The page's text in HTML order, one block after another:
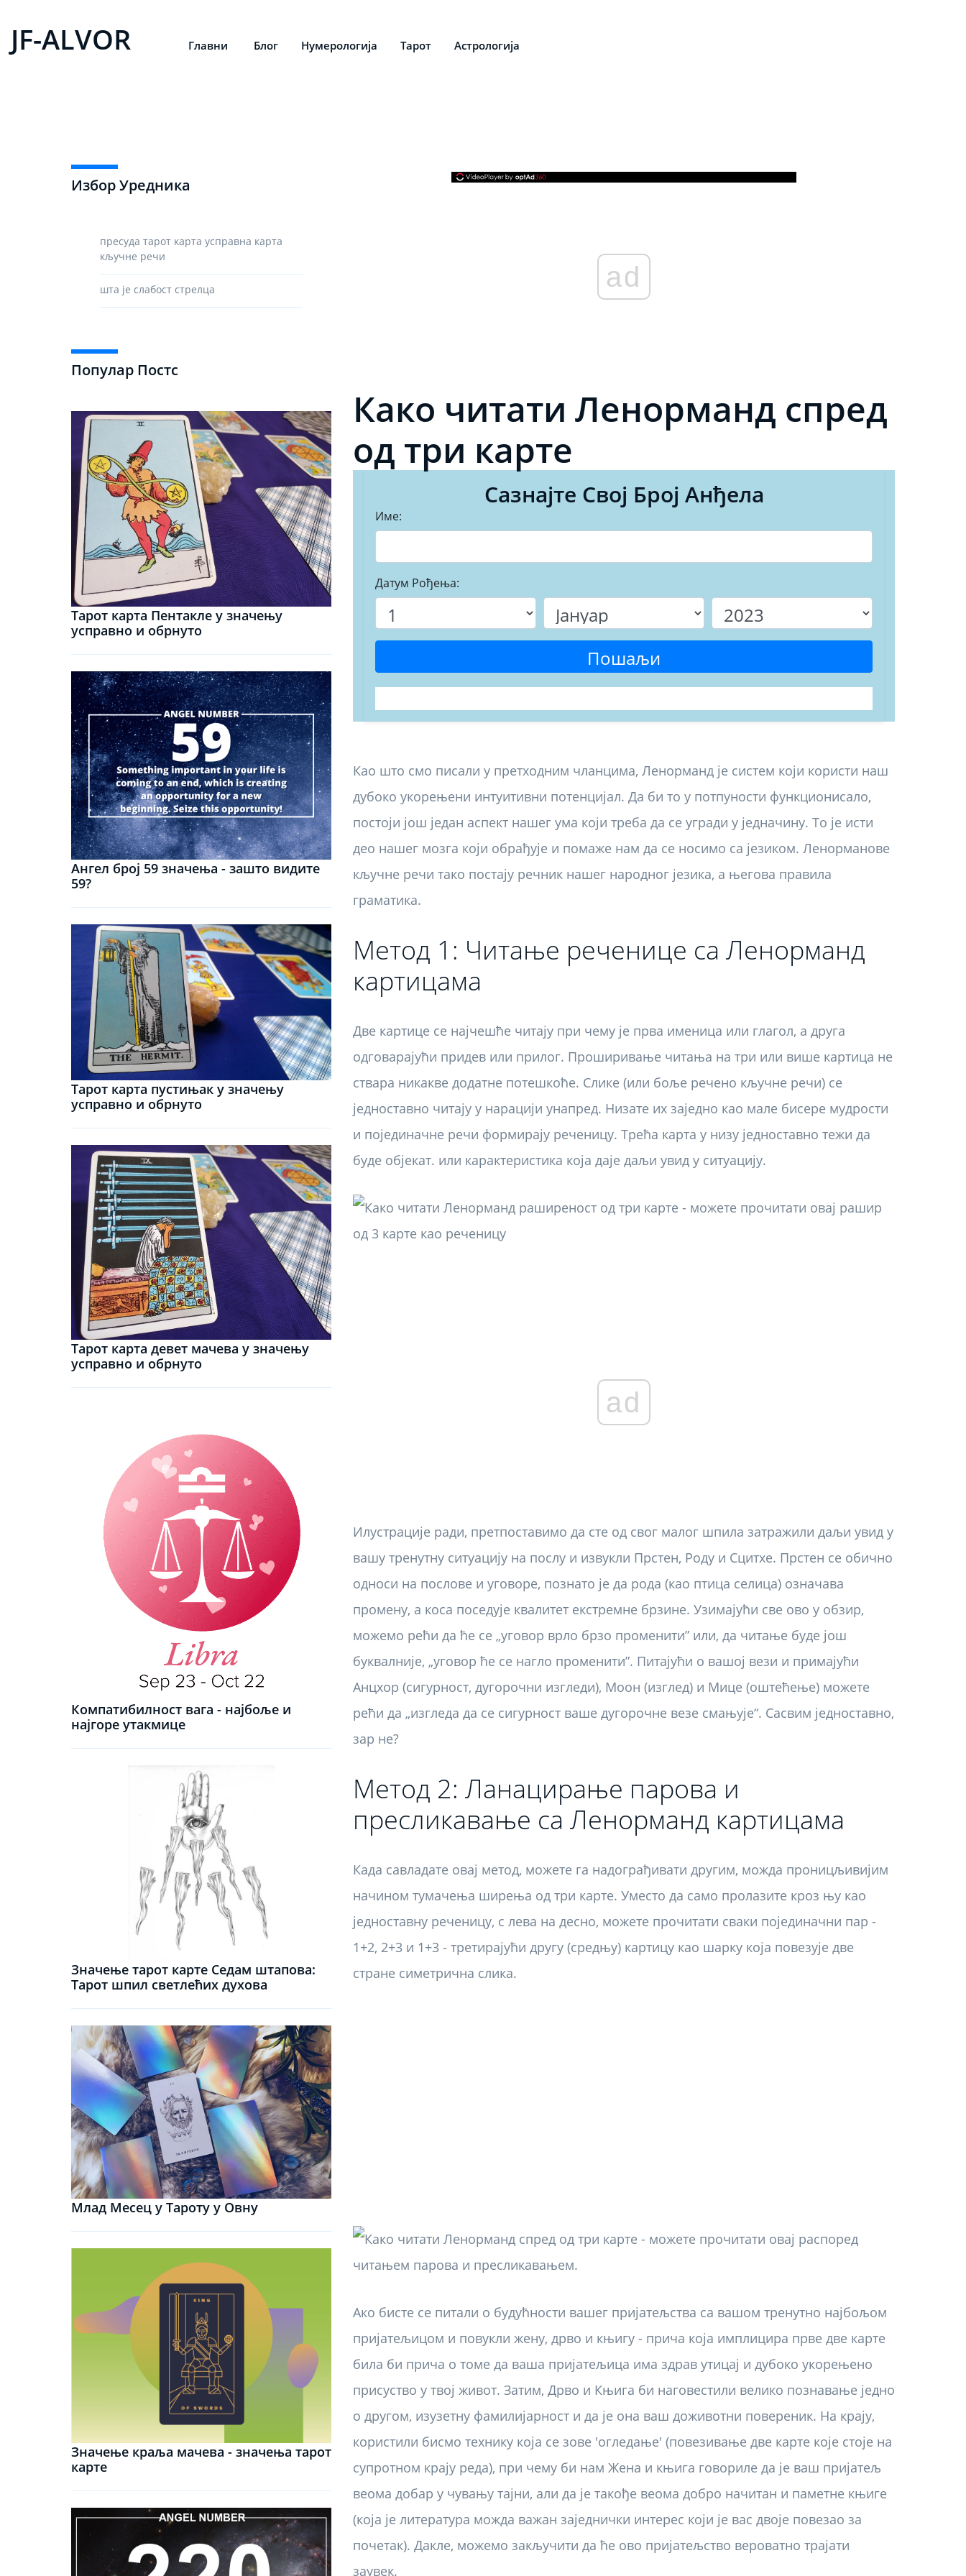
JF-ALVOR Главни Блог Нумерологија Тарот Астрологија
Избор Уредника
пресуда тарот карта усправна карта
кључне речи
шта је слабост стрелца
Популар Постс
Тарот карта Пентакле у значењу
усправно и обрнуто
Ангел број 59 значења - зашто видите
59?
Тарот карта пустињак у значењу
усправно и обрнуто
Тарот карта девет мачева у значењу
усправно и обрнуто
Компатибилност вага - најбоље и
најгоре утакмице
Значење тарот карте Седам штапова:
Тарот шпил светлећих духова
Млад Месец у Тароту у Овну
Значење краља мачева - значења тарот
карте
ad
Како читати Ленорманд спред
од три карте
Сазнајте Свој Број Анђела
Име:
Датум Рођења:
Пошаљи
Као што смо писали у претходним чланцима, Ленорманд је систем који користи наш
дубоко укорењени интуитивни потенцијал. Да би то у потпуности функционисало,
постоји још један аспект нашег ума који треба да се угради у једначину. То је исти
део нашег мозга који обрађује и помаже нам да се носимо са језиком. Ленорманове
кључне речи тако постају речник нашег народног језика, а његова правила
граматика.
Метод 1: Читање реченице са Ленорманд
картицама
Две картице се најчешће читају при чему је прва именица или глагол, а друга
одговарајући придев или прилог. Проширивање читања на три или више картица не
ствара никакве додатне потешкоће. Слике (или боље речено кључне речи) се
једноставно читају у нарацији унапред. Низате их заједно као мале бисере мудрости
и појединачне речи формирају реченицу. Трећа карта у низу једноставно тежи да
буде објекат. или карактеристика која даје даљи увид у ситуацију.
ad
Илустрације ради, претпоставимо да сте од свог малог шпила затражили даљи увид у
вашу тренутну ситуацију на послу и извукли Прстен, Роду и Сцитхе. Прстен се обично
односи на послове и уговоре, познато је да рода (као птица селица) означава
промену, а коса поседује квалитет екстремне брзине. Узимајући све ово у обзир,
можемо рећи да ће се „уговор врло брзо променити” или, да читање буде још
буквалније, „уговор ће се нагло променити”. Питајући о вашој вези и примајући
Анцхор (сигурност, дугорочни изгледи), Моон (изглед) и Мице (оштећење) можете
рећи да „изгледа да се сигурност ваше дугорочне везе смањује“. Сасвим једноставно,
зар не?
Метод 2: Ланацирање парова и
пресликавање са Ленорманд картицама
Када савладате овај метод, можете га надограђивати другим, можда проницљивијим
начином тумачења ширења од три карте. Уместо да само пролазите кроз њу као
једноставну реченицу, с лева на десно, можете прочитати сваки појединачни пар -
1+2, 2+3 и 1+3 - третирајући другу (средњу) картицу као шарку која повезује две
стране симетрична слика.
Ако бисте се питали о будућности вашег пријатељства са вашом тренутно најбољом
пријатељицом и повукли жену, дрво и књигу - прича која имплицира прве две карте
била би прича о томе да ваша пријатељица има здрав утицај и дубоко укорењено
присуство у твој живот. Затим, Дрво и Књига би наговестили велико познавање једно
о другом, изузетну фамилијарност и да је она ваш доживотни повереник. На крају,
користили бисмо технику која се зове 'огледање' (повезивање две карте које стоје на
супротном крају реда), при чему би нам Жена и књига говориле да је ваш пријатељ
веома добар у чувању тајни, али да је такође веома добро начитан и паметне књиге
(која је литература можда важан заједнички интерес који је вас двоје повезао за
почетак). Дакле, можемо закључити да ће ово пријатељство вероватно трајати
заувек.